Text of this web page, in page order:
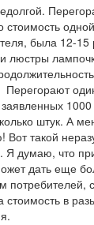
стоимость
была 12-15
люстры
Перегорают
штук. А
Вот такой
Я думаю, что
дать еще
потребителей,
стоимость в